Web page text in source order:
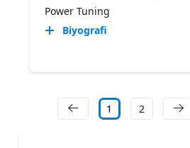
Power Tuning
Biyografi
1 2